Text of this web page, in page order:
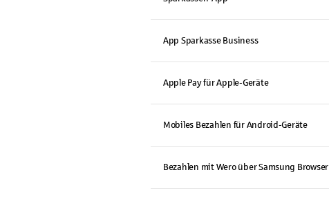
App Sparkasse Business
Apple Pay für Apple-Geräte
Mobiles Bezahlen für Android-Geräte
Bezahlen mit Wero über Samsung Browser